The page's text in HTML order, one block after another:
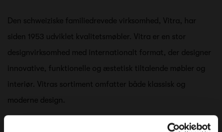
Den schweiziske familiedrevede virksomhed, Vitra, har
siden 1953 udviklet kvalitetsmøbler. Vitra er en stor
designvirksomhed med internationalt format, der designer
innovative, funktionelle og æstetisk tiltalende møbler og
interiør. Vitras sortiment omfatter både klassisk og
moderne design.
Vitras designfilosofi bygger på forståelsen af forholdet